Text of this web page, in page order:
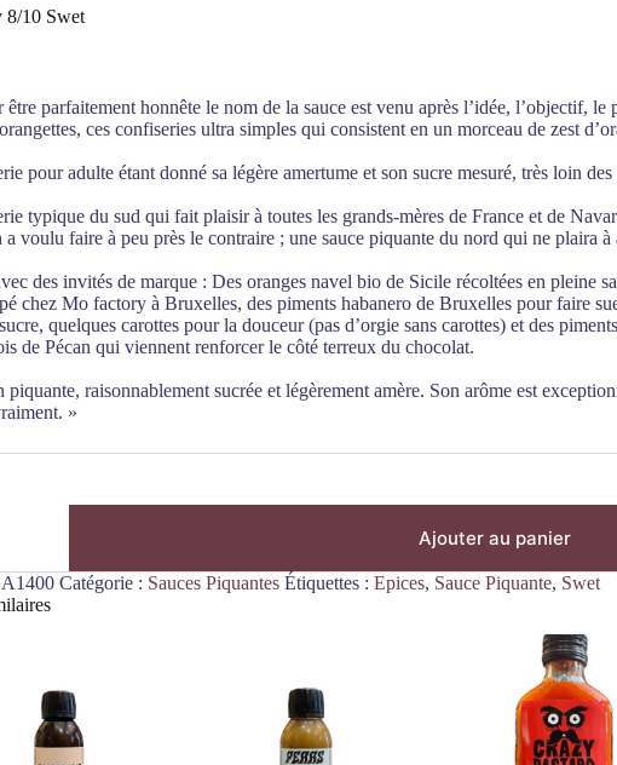
8/10 Swet
être parfaitement honnête le nom de la sauce est venu après l’idée, l’objectif,
ces confiseries ultra simples qui consistent en un morceau de zest
pour adulte étant donné sa légère amertume et son sucre mesuré, très loin
typique du sud qui fait plaisir à toutes les grands-mères de France et de
voulu faire à peu près le contraire ; une sauce piquante du nord qui ne plaira
des invités de marque : Des oranges navel bio de Sicile récoltées en pleine
chez Mo factory à Bruxelles, des piments habanero de Bruxelles pour faire
quelques carottes pour la douceur (pas d’orgie sans carottes) et des
de Pécan qui viennent renforcer le côté terreux du chocolat.
piquante, raisonnablement sucrée et légèrement amère. Son arôme est
»
Ajouter au panier
Catégorie : Sauces Piquantes Étiquettes : Epices, Sauce Piquante, Swet